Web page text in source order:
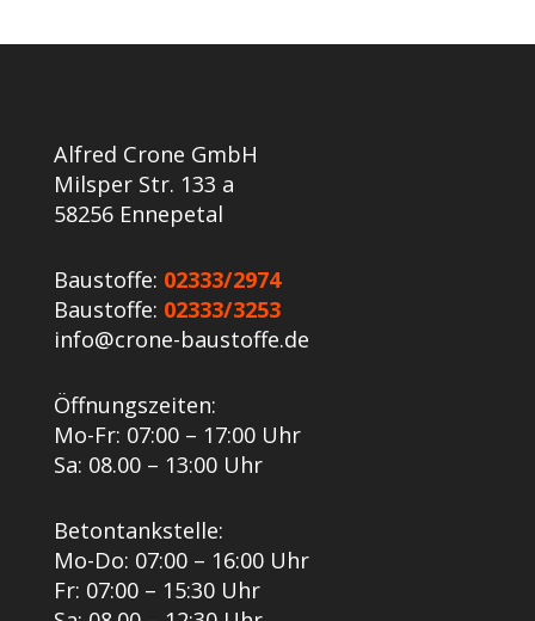
Alfred Crone GmbH
Milsper Str. 133 a
58256 Ennepetal
Baustoffe: 02333/2974
Baustoffe: 02333/3253
info@crone-baustoffe.de
Öffnungszeiten:
Mo-Fr: 07:00 – 17:00 Uhr
Sa: 08.00 – 13:00 Uhr
Betontankstelle:
Mo-Do: 07:00 – 16:00 Uhr
Fr: 07:00 – 15:30 Uhr